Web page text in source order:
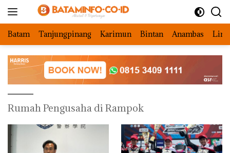
Batam Tanjungpinang Karimun Bintan Anambas
Rumah Pengusaha di Rampok